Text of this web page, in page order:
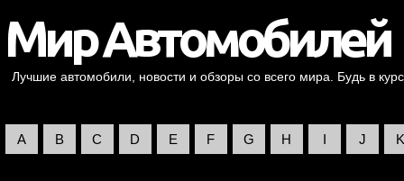
Лучшие автомобили, новости и обзоры со всего мира. Будь в
A B C D E F G H I J K